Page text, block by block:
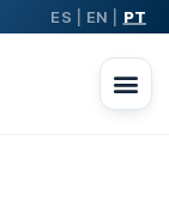
ES EN PT